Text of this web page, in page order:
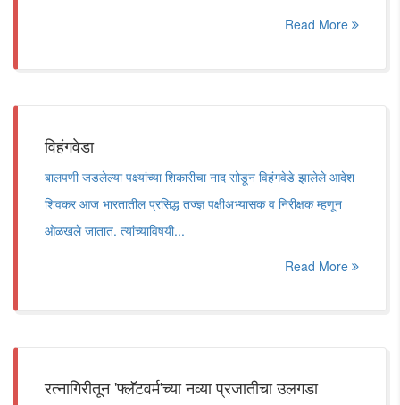
Read More
विहंगवेडा
बालपणी जडलेल्या पक्ष्यांच्या शिकारीचा नाद सोडून विहंगवेडे झालेले आदेश
शिवकर आज भारतातील प्रसिद्ध तज्ज्ञ पक्षीअभ्यासक व निरीक्षक म्हणून
ओळखले जातात. त्यांच्याविषयी...
Read More
रत्नागिरीतून 'फ्लॅटवर्म'च्या नव्या प्रजातीचा उलगडा